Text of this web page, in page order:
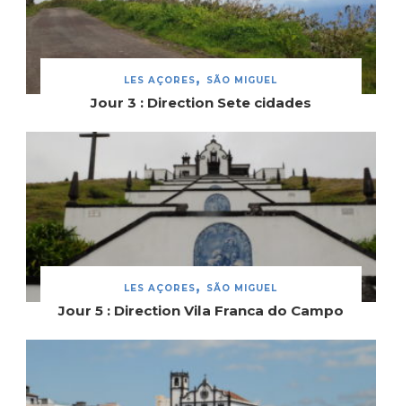
LES AÇORES SÃO MIGUEL
Jour 3 : Direction Sete cidades
LES AÇORES SÃO MIGUEL
Jour 5 : Direction Vila Franca do Campo